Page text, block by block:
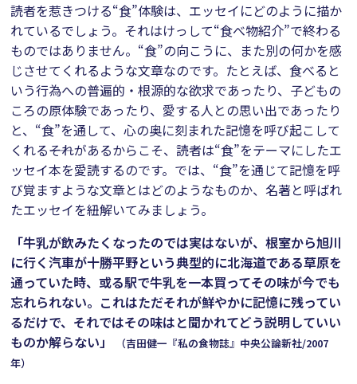
読者を惹きつける“食”体験は、エッセイにどのように描か
れているでしょう。それはけっして“食べ物紹介”で終わる
ものではありません。“食”の向こうに、また別の何かを感
じさせてくれるような文章なのです。たとえば、食べると
いう行為への普遍的・根源的な欲求であったり、子どもの
ころの原体験であったり、愛する人との思い出であったり
と、“食”を通して、心の奥に刻まれた記憶を呼び起こして
くれる――それがあるからこそ、読者は“食”をテーマにしたエ
ッセイ本を愛読するのです。では、“食”を通じて記憶を呼
び覚ますような文章とはどのようなものか、名著と呼ばれ
たエッセイを紐解いてみましょう。
「牛乳が飲みたくなったのでは実はないが、根室から旭川
に行く汽車が十勝平野という典型的に北海道である草原を
通っていた時、或る駅で牛乳を一本買ってその味が今でも
忘れられない。これはただそれが鮮やかに記憶に残ってい
るだけで、それではその味はと聞かれてどう説明していい
ものか解らない」
（吉田健一『私の食物誌』中央公論新社/2007
年）